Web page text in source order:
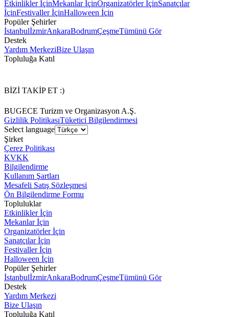
Etkinlikler İçinMekanlar İçinOrganizatörler İçinSanatçılar
İçinFestivaller İçinHalloween İçin
Popüler Şehirler
İstanbulİzmirAnkaraBodrumÇeşmeTümünü Gör
Destek
Yardım MerkeziBize Ulaşın
Topluluğa Katıl
BİZİ TAKİP ET :)
BUGECE Turizm ve Organizasyon A.Ş.
Gizlilik PolitikasıTüketici Bilgilendirmesi
Select language
Şirket
Çerez Politikası
KVKK
Bilgilendirme
Kullanım Şartları
Mesafeli Satış Sözleşmesi
Ön Bilgilendirme Formu
Topluluklar
Etkinlikler İçin
Mekanlar İçin
Organizatörler İçin
Sanatçılar İçin
Festivaller İçin
Halloween İçin
Popüler Şehirler
İstanbulİzmirAnkaraBodrumÇeşmeTümünü Gör
Destek
Yardım Merkezi
Bize Ulaşın
Topluluğa Katıl